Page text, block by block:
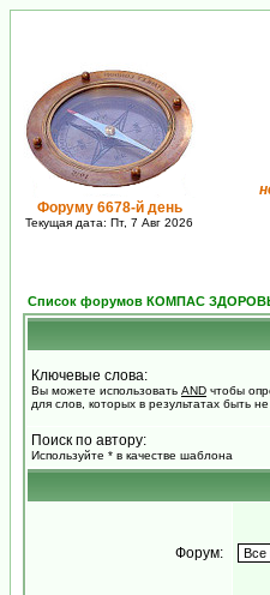
Форуму 6678-й день
Текущая дата: Пт, 7 Авг 2026
Список форумов КОМПАС
Ключевые слова:
Вы можете использовать AND чтобы
для слов, которых в результатах быть
Поиск по автору:
Используйте * в качестве шаблона
Форум: